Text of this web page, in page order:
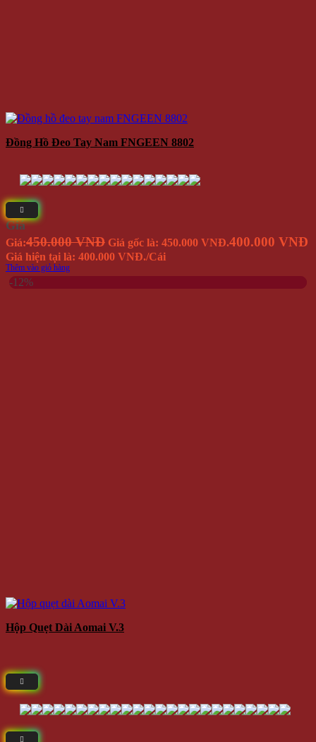
Đồng Hồ Đeo Tay Nam FNGEEN 8802
Giá
Giá:450.000 VNĐ Giá gốc là: 450.000 VNĐ.400.000 VNĐ
Giá hiện tại là: 400.000 VNĐ./Cái
Thêm vào giỏ hàng
-12%
Hộp Quẹt Dài Aomai V.3